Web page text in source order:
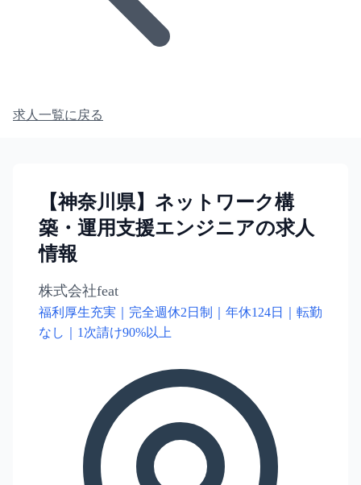
求人一覧に戻る
【神奈川県】ネットワーク構
築・運用支援エンジニアの求人
情報
株式会社feat
福利厚生充実｜完全週休2日制｜年休124日｜転勤
なし｜1次請け90%以上